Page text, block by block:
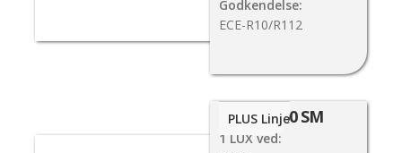
Godkendelse:
ECE-R10/R112
FX500 SM
1 LUX ved:
PLUS Linje